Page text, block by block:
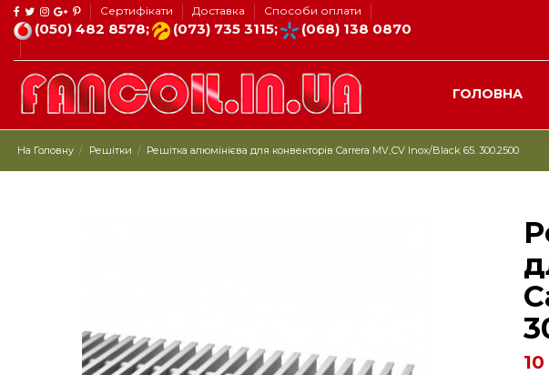
Сертифікати Доставка Способи оплати
(050) 482 8578; (073) 735 3115; (068) 138 0870
ГОЛОВНА
На Головну Решітки Решітка алюмінієва для конвекторів Carrera МV,СV Inox/Black 65. 300.2500